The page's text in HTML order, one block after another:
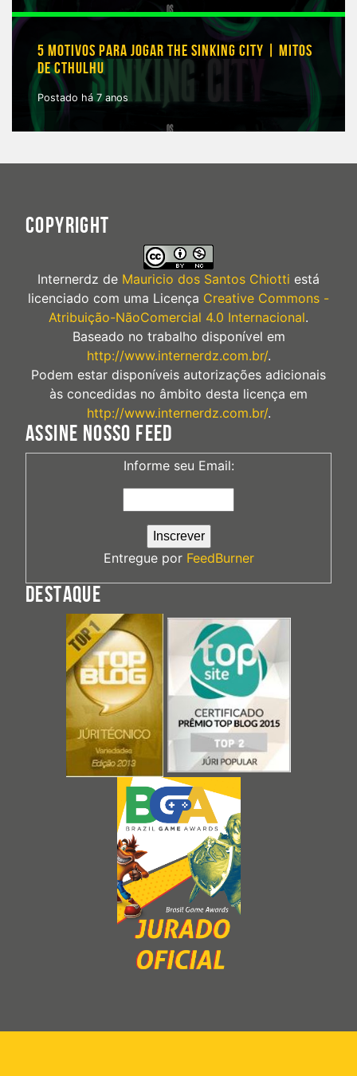
5 MOTIVOS PARA JOGAR THE SINKING CITY | MITOS
DE CTHULHU
Postado há 7 anos
COPYRIGHT
Internerdz de Mauricio dos Santos Chiotti está
licenciado com uma Licença Creative Commons -
Atribuição-NãoComercial 4.0 Internacional.
Baseado no trabalho disponível em
http://www.internerdz.com.br/.
Podem estar disponíveis autorizações adicionais
às concedidas no âmbito desta licença em
http://www.internerdz.com.br/.
ASSINE NOSSO FEED
Informe seu Email:
Entregue por FeedBurner
DESTAQUE